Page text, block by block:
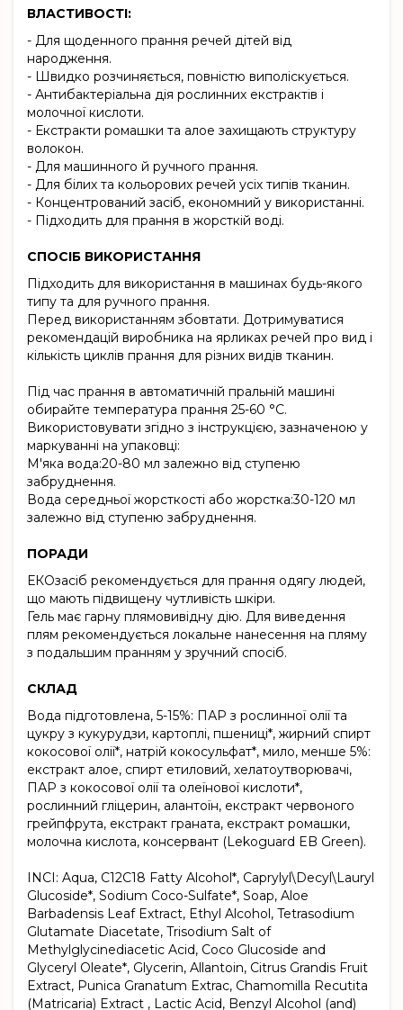
ВЛАСТИВОСТІ:
- Для щоденного прання речей дітей від
народження.
- Швидко розчиняється, повністю виполіскується.
- Антибактеріальна дія рослинних екстрактів і
молочної кислоти.
- Екстракти ромашки та алое захищають структуру
волокон.
- Для машинного й ручного прання.
- Для білих та кольорових речей усіх типів тканин.
- Концентрований засіб, економний у використанні.
- Підходить для прання в жорсткій воді.
СПОСІБ ВИКОРИСТАННЯ
Підходить для використання в машинах будь-якого
типу та для ручного прання.
Перед використанням збовтати. Дотримуватися
рекомендацій виробника на ярликах речей про вид і
кількість циклів прання для різних видів тканин.
Під час прання в автоматичній пральній машині
обирайте температура прання 25-60 °C.
Використовувати згідно з інструкцією, зазначеною у
маркуванні на упаковці:
М'яка вода:20-80 мл залежно від ступеню
забруднення.
Вода середньої жорсткості або жорстка:30-120 мл
залежно від ступеню забруднення.
ПОРАДИ
ЕКОзасіб рекомендується для прання одягу людей,
що мають підвищену чутливість шкіри.
Гель має гарну плямовивідну дію. Для виведення
плям рекомендується локальне нанесення на пляму
з подальшим пранням у зручний спосіб.
СКЛАД
Вода підготовлена, 5-15%: ПАР з рослинної олії та
цукру з кукурудзи, картоплі, пшениці*, жирний спирт
кокосової олії*, натрій кокосульфат*, мило, менше 5%:
екстракт алое, спирт етиловий, хелатоутворювачі,
ПАР з кокосової олії та олеїнової кислоти*,
рослинний гліцерин, алантоїн, екстракт червоного
грейпфрута, екстракт граната, екстракт ромашки,
молочна кислота, консервант (Lekoguard EB Green).
INCI: Aqua, C12C18 Fatty Alcohol*, Caprylyl\Decyl\Lauryl
Glucoside*, Sodium Coco-Sulfate*, Soap, Aloe
Barbadensis Leaf Extract, Ethyl Alcohol, Tetrasodium
Glutamate Diacetate, Trisodium Salt of
Methylglycinediacetic Acid, Coco Glucoside and
Glyceryl Oleate*, Glycerin, Allantoin, Citrus Grandis Fruit
Extract, Punica Granatum Extrac, Chamomilla Recutita
(Matricaria) Extract , Lactic Acid, Benzyl Alcohol (and)